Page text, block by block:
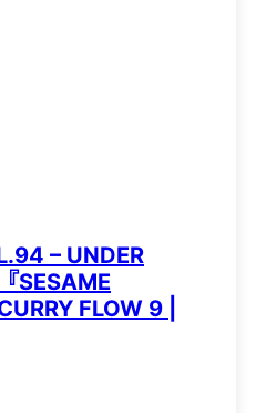
– UNDER
SESAME
FLOW 9 |